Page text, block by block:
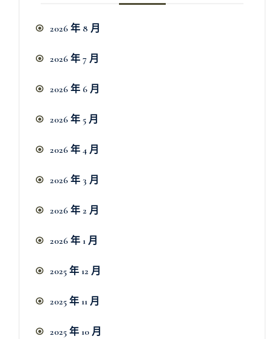
2026 年 8 月
2026 年 7 月
2026 年 6 月
2026 年 5 月
2026 年 4 月
2026 年 3 月
2026 年 2 月
2026 年 1 月
2025 年 12 月
2025 年 11 月
2025 年 10 月